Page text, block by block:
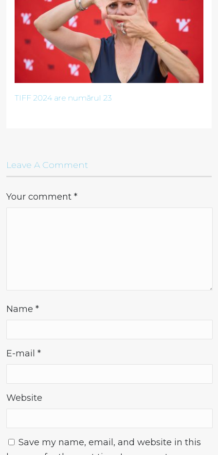
TIFF 2024 are numărul 23
Leave A Comment
Your comment*
Name*
E-mail*
Website
Save my name, email, and website in this